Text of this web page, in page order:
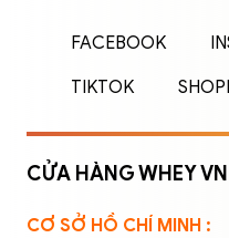
Nhập tên đăng nhập/
Ghi nhớ mật khẩu
FACEBOOK
TIKTOK
CỬA HÀNG WHEY VN
CƠ SỞ HỒ CHÍ MINH :